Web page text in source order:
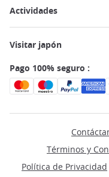
Actividades
Visitar japón
Pago 100% seguro :
Términos y
Política de Privacidad